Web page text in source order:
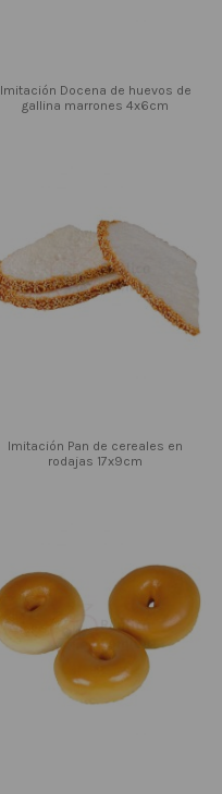
Imitación Docena de huevos de
gallina marrones 4x6cm
Imitación Pan de cereales en
rodajas 17x9cm